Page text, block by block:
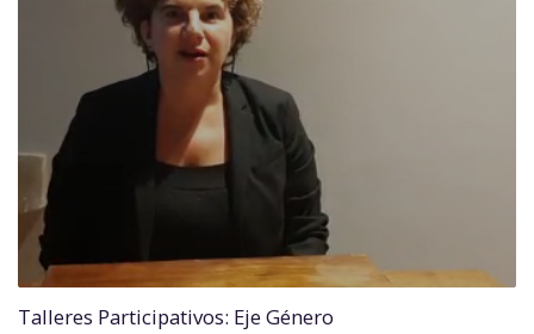
Talleres Participativos: Eje Género